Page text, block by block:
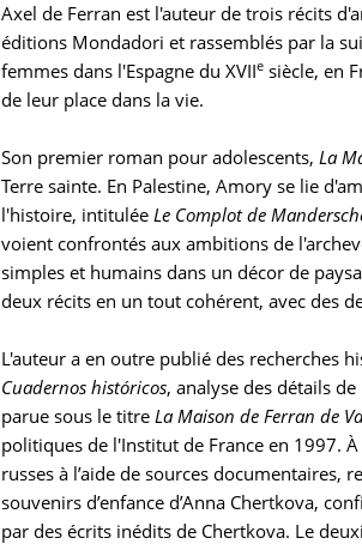
Axel de Ferran est l'auteur de trois récits
éditions Mondadori et rassemblés par la
femmes dans l'Espagne du XVIIe siècle, en
de leur place dans la vie.
Son premier roman pour adolescents, La
Terre sainte. En Palestine, Amory se lie
l'histoire, intitulée Le Complot de
voient confrontés aux ambitions de
simples et humains dans un décor de
deux récits en un tout cohérent, avec des
L'auteur a en outre publié des recherches
Cuadernos históricos, analyse des détails
parue sous le titre La Maison de Ferran de
politiques de l'Institut de France en 1997.
russes à l’aide de sources documentaires,
souvenirs d’enfance d’Anna Chertkova,
par des écrits inédits de Chertkova. Le